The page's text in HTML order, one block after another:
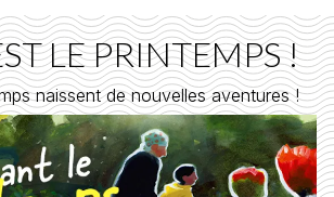
LE PRINTEMPS !
naissent de nouvelles aventures !